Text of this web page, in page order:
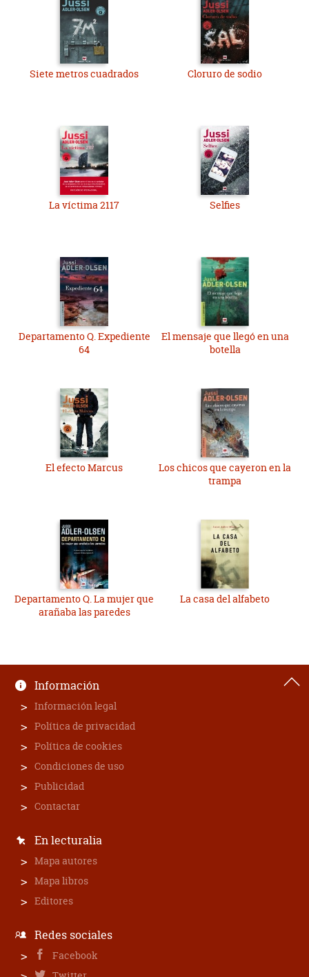
Siete metros cuadrados Cloruro de sodio
La víctima 2117 Selfies
Departamento Q. Expediente
64
El mensaje que llegó en una
botella
El efecto Marcus
Los chicos que cayeron en la
trampa
Departamento Q. La mujer que
arañaba las paredes
La casa del alfabeto
Información
Información legal
Política de privacidad
Política de cookies
Condiciones de uso
Publicidad
Contactar
En lecturalia
Mapa autores
Mapa libros
Editores
Redes sociales
Facebook